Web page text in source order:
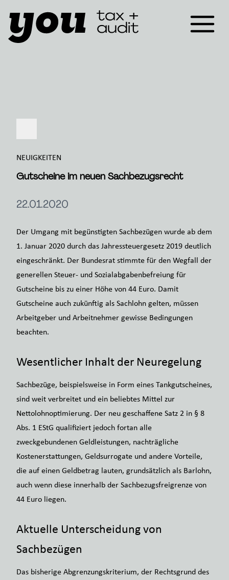
NEUIGKEITEN
Gutscheine im neuen Sachbezugsrecht
22.01.2020
Der Umgang mit begünstigten Sachbezügen wurde ab dem
1. Januar 2020 durch das Jahressteuergesetz 2019 deutlich
eingeschränkt. Der Bundesrat stimmte für den Wegfall der
generellen Steuer- und Sozialabgabenbefreiung für
Gutscheine bis zu einer Höhe von 44 Euro. Damit
Gutscheine auch zukünftig als Sachlohn gelten, müssen
Arbeitgeber und Arbeitnehmer gewisse Bedingungen
beachten.
Wesentlicher Inhalt der Neuregelung
Sachbezüge, beispielsweise in Form eines Tankgutscheines,
sind weit verbreitet und ein beliebtes Mittel zur
Nettolohnoptimierung. Der neu geschaffene Satz 2 in § 8
Abs. 1 EStG qualifiziert jedoch fortan alle
zweckgebundenen Geldleistungen, nachträgliche
Kostenerstattungen, Geldsurrogate und andere Vorteile,
die auf einen Geldbetrag lauten, grundsätzlich als Barlohn,
auch wenn diese innerhalb der Sachbezugsfreigrenze von
44 Euro liegen.
Aktuelle Unterscheidung von
Sachbezügen
Das bisherige Abgrenzungskriterium, der Rechtsgrund des